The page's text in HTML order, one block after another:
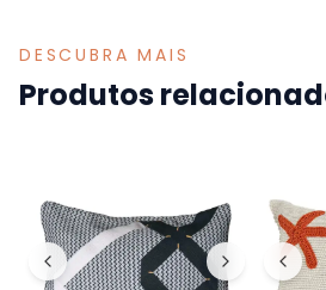
DESCUBRA MAIS
Produtos